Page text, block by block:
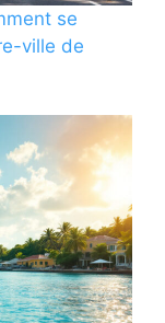
se
ville de